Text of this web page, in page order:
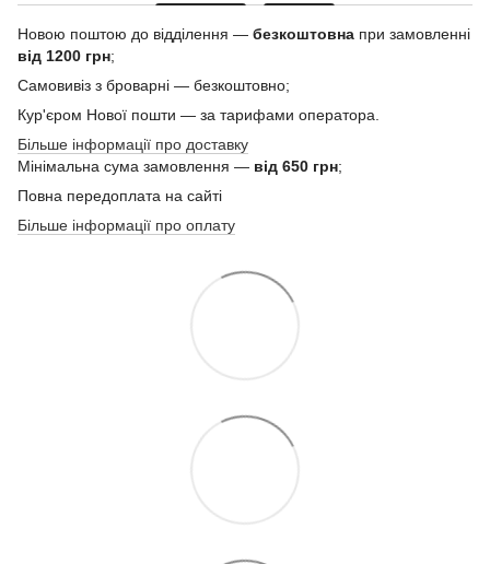
Новою поштою до відділення — безкоштовна при замовленні
від 1200 грн;
Самовивіз з броварні — безкоштовно;
Кур'єром Нової пошти — за тарифами оператора.
Більше інформації про доставку
Мінімальна сума замовлення — від 650 грн;
Повна передоплата на сайті
Більше інформації про оплату